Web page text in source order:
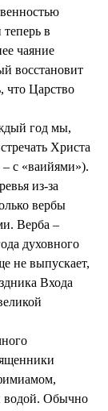
в
чаяние
восстановит
что Царство
год мы,
Христа
– с «ваийями»).
из-за
вербы
Верба –
духовного
не выпускает,
Входа
водой. Обычно